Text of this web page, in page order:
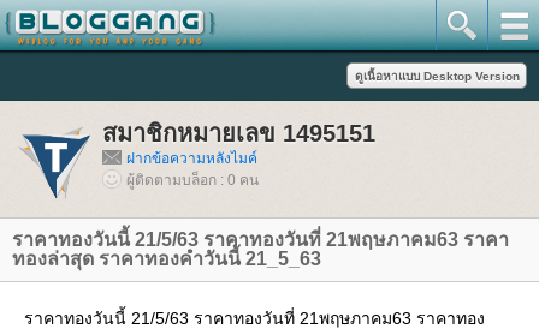
สมาชิกหมายเลข 1495151
ฝากข้อความหลังไมค์
ผู้ติดตามบล็อก : 0 คน
ราคาทองวันนี้ 21/5/63 ราคาทองวันที่ 21พฤษภาคม63 ราคา
ทองล่าสุด ราคาทองคำวันนี้ 21_5_63
ราคาทองวันนี้ 21/5/63 ราคาทองวันที่ 21พฤษภาคม63 ราคาทอง